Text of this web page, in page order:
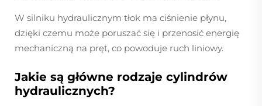
W silniku hydraulicznym tłok ma ciśnienie płynu,
dzięki czemu może poruszać się i przenosić energię
mechaniczną na pręt, co powoduje ruch liniowy.
Jakie są główne rodzaje cylindrów
hydraulicznych?